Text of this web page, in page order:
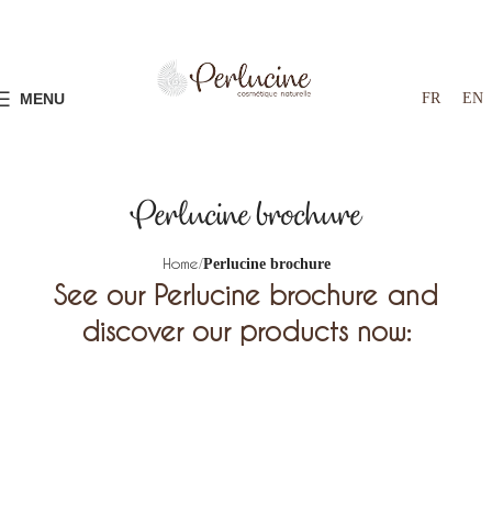
MENU FR EN
Perlucine brochure
Home Perlucine brochure
See our Perlucine brochure and
discover our products now: